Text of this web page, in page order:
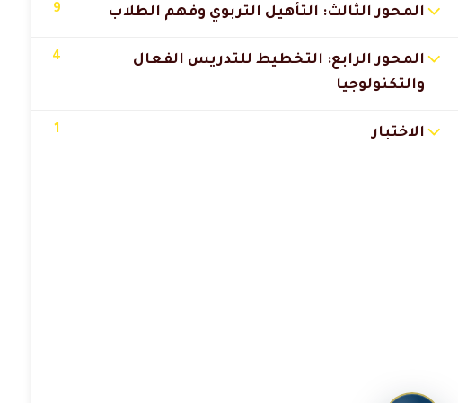
المحور الثالث: التأهيل التربوي وفهم الطلاب 9
المحور الرابع: التخطيط للتدريس الفعال
والتكنولوجيا
4
الاختبار 1
🔔 اترك رأيك بعد الدراسة